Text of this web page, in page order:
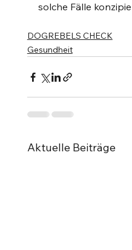
solche Fälle
DOGREBELS CHECK
Gesundheit
Aktuelle Beiträge